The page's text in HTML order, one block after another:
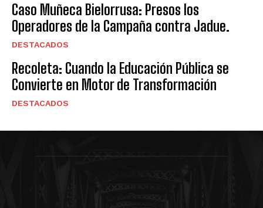
Caso Muñeca Bielorrusa: Presos los
Operadores de la Campaña contra Jadue.
DESTACADOS
Recoleta: Cuando la Educación Pública se
Convierte en Motor de Transformación
DESTACADOS